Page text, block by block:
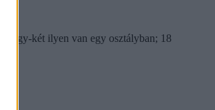
egy-két ilyen van egy osztályban; 18